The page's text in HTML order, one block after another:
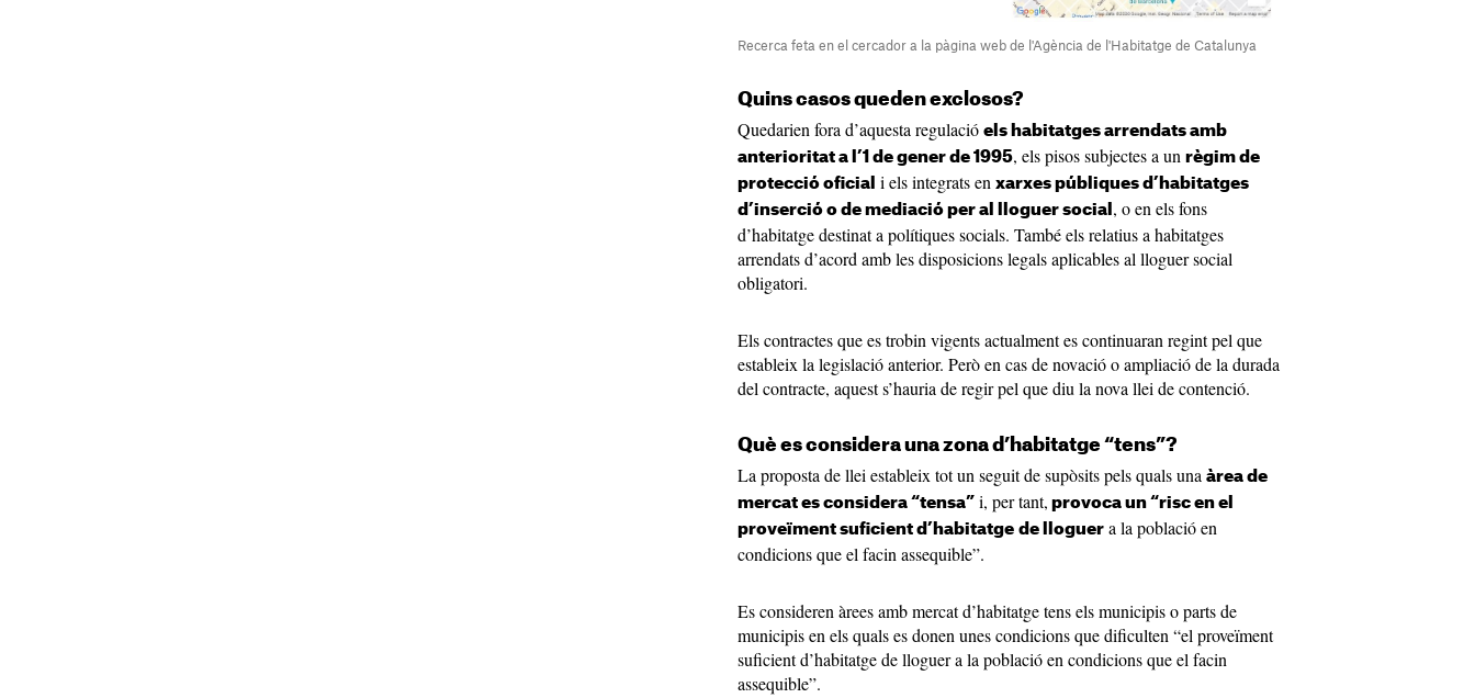
Recerca feta en el cercador a la pàgina web de l'Agència de l'Habitatge de Catalunya
Quins casos queden exclosos?
Quedarien fora d’aquesta regulació els habitatges arrendats amb
anterioritat a l’1 de gener de 1995, els pisos subjectes a un règim de
protecció oficial i els integrats en xarxes públiques d’habitatges
d’inserció o de mediació per al lloguer social , o en els fons
d’habitatge destinat a polítiques socials. També els relatius a habitatges
arrendats d’acord amb les disposicions legals aplicables al lloguer social
obligatori.
Els contractes que es trobin vigents actualment es continuaran regint pel que
estableix la legislació anterior. Però en cas de novació o ampliació de la durada
del contracte, aquest s’hauria de regir pel que diu la nova llei de contenció.
Què es considera una zona d’habitatge “tens”?
La proposta de llei estableix tot un seguit de supòsits pels quals una àrea de
mercat es considera “tensa” i, per tant, provoca un “risc en el
proveïment suficient d’habitatge de lloguer a la població en
condicions que el facin assequible”.
Es consideren àrees amb mercat d’habitatge tens els municipis o parts de
municipis en els quals es donen unes condicions que dificulten “el proveïment
suficient d’habitatge de lloguer a la població en condicions que el facin
assequible”.